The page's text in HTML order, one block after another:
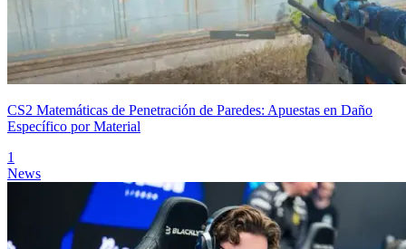
CS2 Matemáticas de Penetración de Paredes: Apuestas en Daño
Específico por Material
1
News